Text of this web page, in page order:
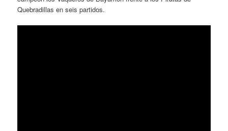
Quebradillas en seis partidos.